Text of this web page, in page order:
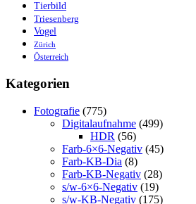
Tierbild
Triesenberg
Vogel
Zürich
Österreich
Kategorien
Fotografie (775)
Digitalaufnahme (499)
HDR (56)
Farb-6×6-Negativ (45)
Farb-KB-Dia (8)
Farb-KB-Negativ (28)
s/w-6×6-Negativ (19)
s/w-KB-Negativ (175)